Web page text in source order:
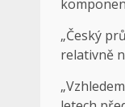
„Český
relativně